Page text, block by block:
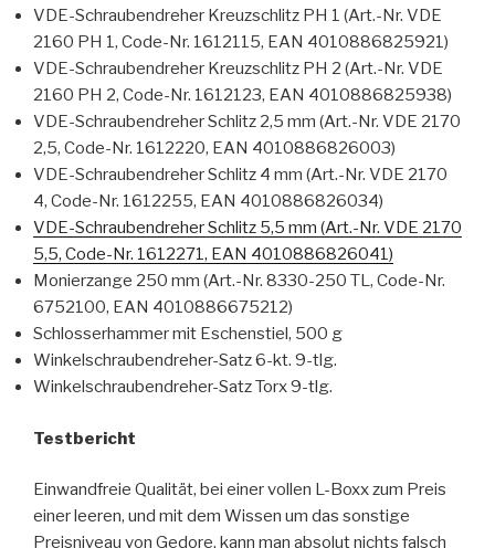
VDE-Schraubendreher Kreuzschlitz PH 1 (Art.-Nr. VDE
2160 PH 1, Code-Nr. 1612115, EAN 4010886825921)
VDE-Schraubendreher Kreuzschlitz PH 2 (Art.-Nr. VDE
2160 PH 2, Code-Nr. 1612123, EAN 4010886825938)
VDE-Schraubendreher Schlitz 2,5 mm (Art.-Nr. VDE 2170
2,5, Code-Nr. 1612220, EAN 4010886826003)
VDE-Schraubendreher Schlitz 4 mm (Art.-Nr. VDE 2170
4, Code-Nr. 1612255, EAN 4010886826034)
VDE-Schraubendreher Schlitz 5,5 mm (Art.-Nr. VDE 2170
5,5, Code-Nr. 1612271, EAN 4010886826041)
Monierzange 250 mm (Art.-Nr. 8330-250 TL, Code-Nr.
6752100, EAN 4010886675212)
Schlosserhammer mit Eschenstiel, 500 g
Winkelschraubendreher-Satz 6-kt. 9-tlg.
Winkelschraubendreher-Satz Torx 9-tlg.
Testbericht
Einwandfreie Qualität, bei einer vollen L-Boxx zum Preis
einer leeren, und mit dem Wissen um das sonstige
Preisniveau von Gedore, kann man absolut nichts falsch